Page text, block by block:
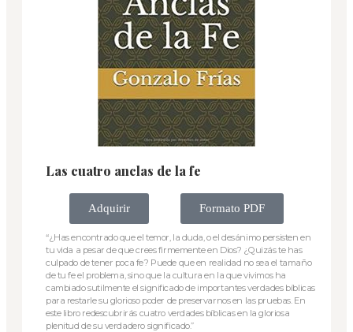
Las cuatro anclas de la fe
Adquirir Formato PDF
“¿Has encontrado que el temor, la duda, o el desánimo persisten en
tu vida a pesar de que crees firmemente en Dios? ¿Quizás te has
culpado de tener poca fe? Puede que en realidad no sea el tamaño
de tu fe el problema, sino que la cultura en la que vivimos ha
cambiado sutilmente el significado de importantes verdades bíblicas
para restarle su glorioso poder de preservarnos en las pruebas. En
este libro redescubrirás cuatro verdades bíblicas en la gloriosa
plenitud de su verdadero significado.”